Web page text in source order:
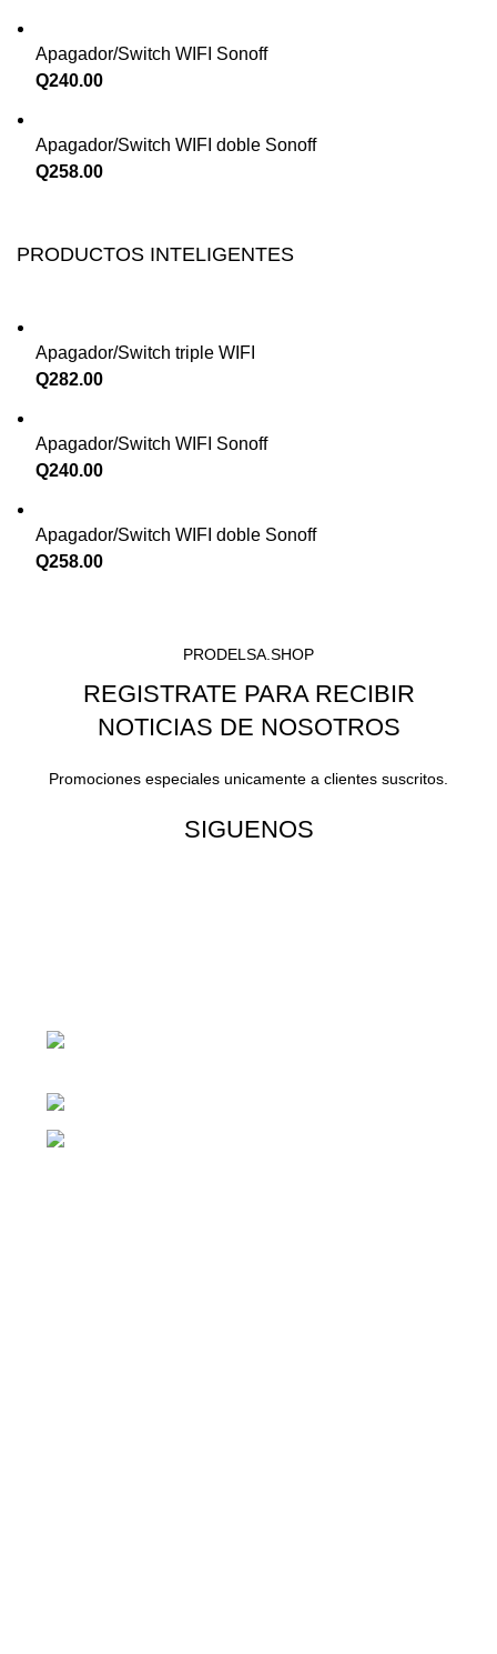
Apagador/Switch WIFI Sonoff
Q240.00
Apagador/Switch WIFI doble Sonoff
Q258.00
PRODUCTOS INTELIGENTES
Apagador/Switch triple WIFI
Q282.00
Apagador/Switch WIFI Sonoff
Q240.00
Apagador/Switch WIFI doble Sonoff
Q258.00
PRODELSA.SHOP
REGISTRATE PARA RECIBIR
NOTICIAS DE NOSOTROS
Promociones especiales unicamente a clientes suscritos.
SIGUENOS